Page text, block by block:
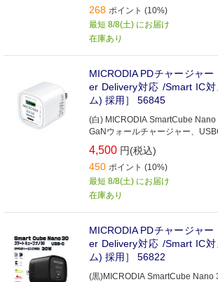
268 ポイント (10%)
最短 8/8(土) にお届け
在庫あり
MICRODIA PDチャージャ
er Delivery対応 /Smart IC
ム) 採用］ 56845
(白) MICRODIA SmartCube
GaNウォールチャージャー、
4,500 円(税込)
450 ポイント (10%)
最短 8/8(土) にお届け
在庫あり
MICRODIA PDチャージャ
er Delivery対応 /Smart IC
ム) 採用］ 56822
(黒)MICRODIA SmartCube Nano